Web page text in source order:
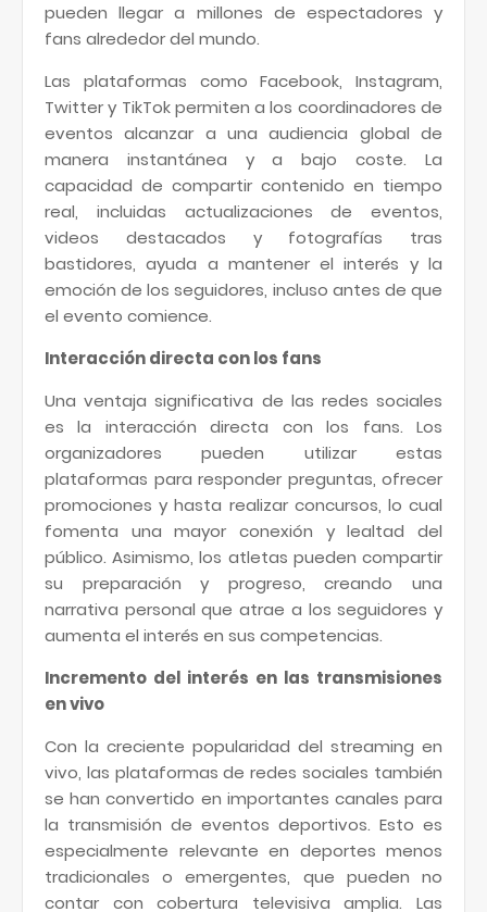
pueden llegar a millones de espectadores y
fans alrededor del mundo.
Las plataformas como Facebook, Instagram,
Twitter y TikTok permiten a los coordinadores de
eventos alcanzar a una audiencia global de
manera instantánea y a bajo coste. La
capacidad de compartir contenido en tiempo
real, incluidas actualizaciones de eventos,
videos destacados y fotografías tras
bastidores, ayuda a mantener el interés y la
emoción de los seguidores, incluso antes de que
el evento comience.
Interacción directa con los fans
Una ventaja significativa de las redes sociales
es la interacción directa con los fans. Los
organizadores pueden utilizar estas
plataformas para responder preguntas, ofrecer
promociones y hasta realizar concursos, lo cual
fomenta una mayor conexión y lealtad del
público. Asimismo, los atletas pueden compartir
su preparación y progreso, creando una
narrativa personal que atrae a los seguidores y
aumenta el interés en sus competencias.
Incremento del interés en las transmisiones
en vivo
Con la creciente popularidad del streaming en
vivo, las plataformas de redes sociales también
se han convertido en importantes canales para
la transmisión de eventos deportivos. Esto es
especialmente relevante en deportes menos
tradicionales o emergentes, que pueden no
contar con cobertura televisiva amplia. Las